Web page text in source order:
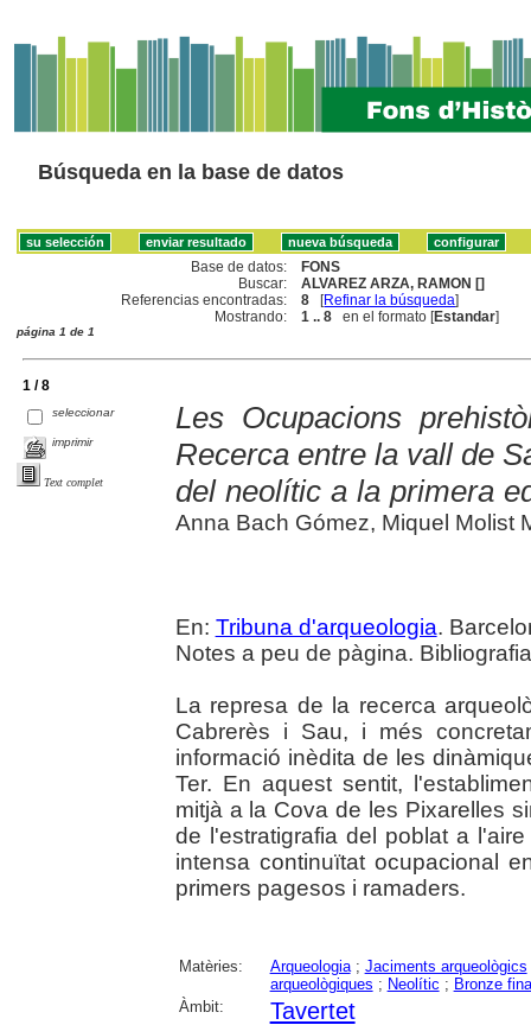
Búsqueda en la base de datos
Base de datos:
FONS
Buscar:
ALVAREZ ARZA, RAMON []
Referencias encontradas:
8 [Refinar la búsqueda]
Mostrando:
1 .. 8 en el formato [Estandar]
página 1 de 1
1 / 8
seleccionar
imprimir
Text complet
Les Ocupacions
Recerca entre la vall de
del neolític a la primera
Anna Bach Gómez, Miquel Molist
En: Tribuna d'arqueologia.
Notes a peu de pàgina.
La represa de la recerca
Cabrerès i Sau, i més
informació inèdita de les
Ter. En aquest sentit,
mitjà a la Cova de les Pixarelles
de l'estratigrafia del poblat a
intensa continuïtat ocupacional
primers pagesos i ramaders.
Matèries: Arqueologia; Jaciments arqueològics
arqueològiques ; Neolític ; Bronze
Àmbit:
Tavertet